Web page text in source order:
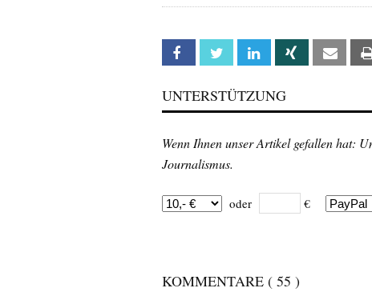
Facebook Twitter Linkedin Xing Email
UNTERSTÜTZUNG
Wenn Ihnen unser Artikel gefallen hat:
Journalismus.
oder €
KOMMENTARE ( 55 )